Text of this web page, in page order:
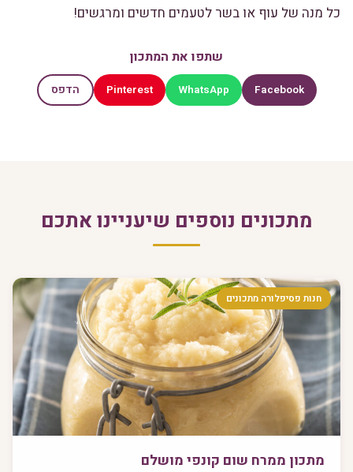
כל מנה של עוף או בשר לטעמים חדשים ומרגשים!
שתפו את המתכון
Facebook
WhatsApp
Pinterest הדפס
מתכונים נוספים שיעניינו אתכם
חנות פסיפלורה מתכונים
מתכון ממרח שום קונפי מושלם